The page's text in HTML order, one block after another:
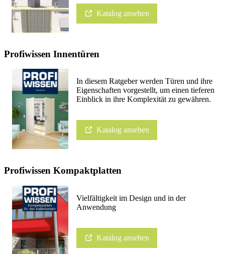
Katalog ansehen
Profiwissen Innentüren
In diesem Ratgeber werden Türen und ihre
Eigenschaften vorgestellt, um einen tieferen
Einblick in ihre Komplexität zu gewähren.
Katalog ansehen
Profiwissen Kompaktplatten
Vielfältigkeit im Design und in der
Anwendung
Katalog ansehen